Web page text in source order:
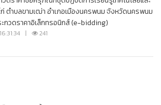
ตำบลขามเฒ่า อำเภอเมืองนครพนม จังหวัดนครพนม
กวดราคาอิเล็กทรอนิกส์ (e-bidding)
| 241